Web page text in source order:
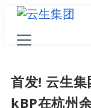
首发! 云生
kBP在杭州